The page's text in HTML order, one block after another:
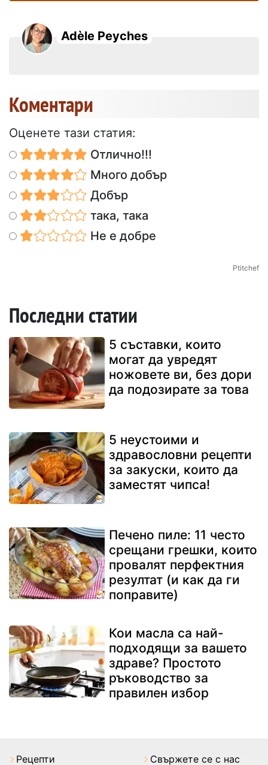
Adèle Peyches
Коментари
Оценете тази статия:
Отлично!!!
Много добър
Добър
така, така
Не е добре
Ptitchef
Последни статии
5 съставки, които
могат да увредят
ножовете ви, без дори
да подозирате за това
5 неустоими и
здравословни рецепти
за закуски, които да
заместят чипса!
Печено пиле: 11 често
срещани грешки, които
провалят перфектния
резултат (и как да ги
поправите)
Кои масла са най-
подходящи за вашето
здраве? Простото
ръководство за
правилен избор
Рецепти Свържете се с нас